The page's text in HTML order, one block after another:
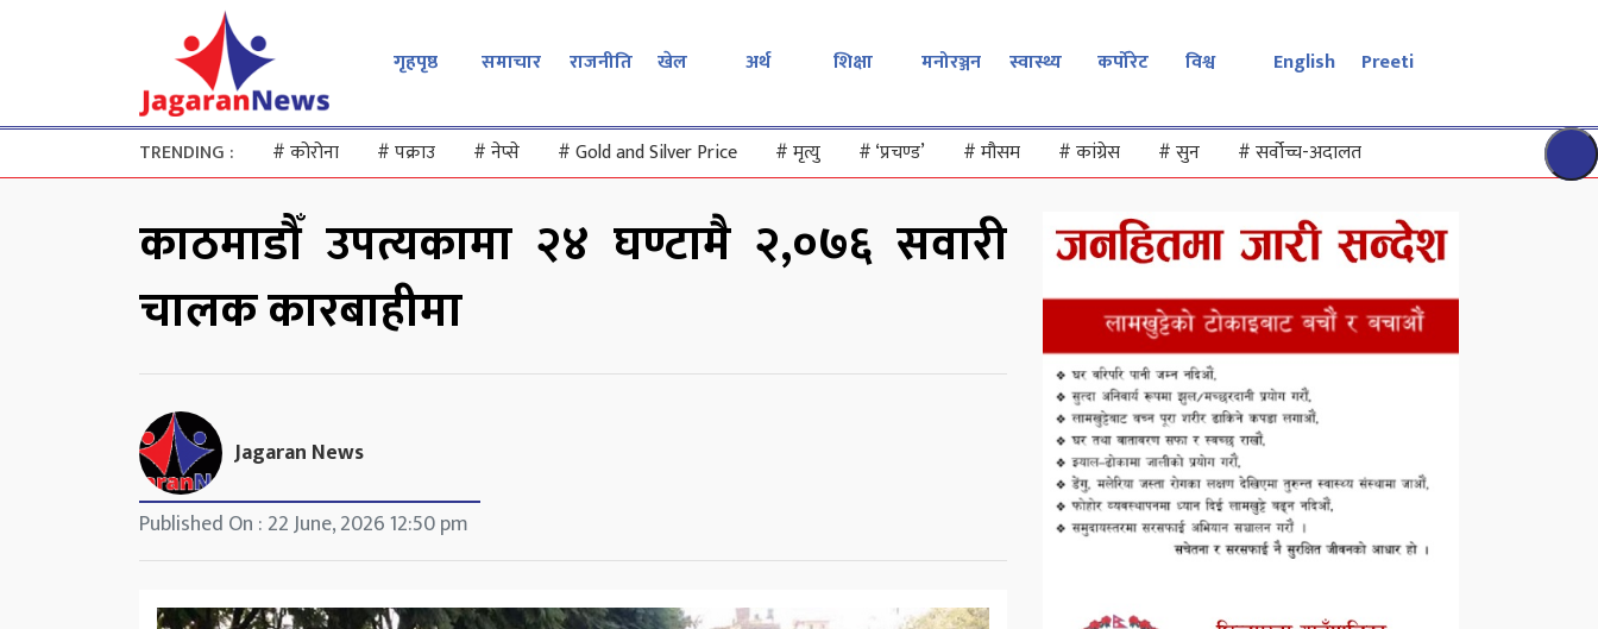
गृहपृष्ठ समाचार राजनीति खेल अर्थ शिक्षा मनोरञ्जन स्वास्थ्य कर्पोरेट विश्व English Preeti
TRENDING : #कोरोना #पक्राउ #नेप्से #Gold and Silver Price #मृत्यु #‘प्रचण्ड’ #मौसम #कांग्रेस #सुन #सर्वोच्च-अदालत
काठमाडौँ उपत्यकामा २४ घण्टामै २,०७६ सवारी
चालक कारबाहीमा
Jagaran News
Published On : 22 June, 2026 12:50 pm